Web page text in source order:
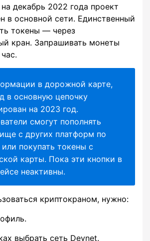
декабрь 2022 года проект
в основной сети. Единственный
токены — через
кран. Запрашивать монеты
в дорожной карте,
в основную цепочку
на 2023 год.
смогут пополнять
с других платформ по
покупать токены с
карты. Пока эти кнопки в
неактивны.
криптокраном, нужно:
выбрать сеть Devnet.